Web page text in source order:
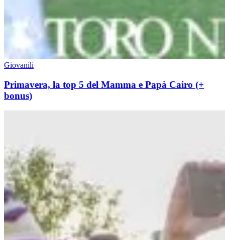
Giovanili
Primavera, la top 5 del Mamma e Papà Cairo (+
bonus)